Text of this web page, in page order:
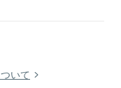
いて